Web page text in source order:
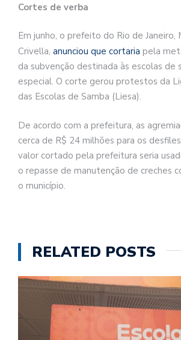
Cortes de verba
Em junho, o prefeito do Rio de Janeiro,
Crivella, anunciou que cortaria pela
da subvenção destinada às escolas de
especial. O corte gerou protestos da
das Escolas de Samba (Liesa).
De acordo com a prefeitura, as
cerca de R$ 24 milhões para os
valor cortado pela prefeitura seria
o repasse de manutenção de creches
o município.
RELATED POSTS